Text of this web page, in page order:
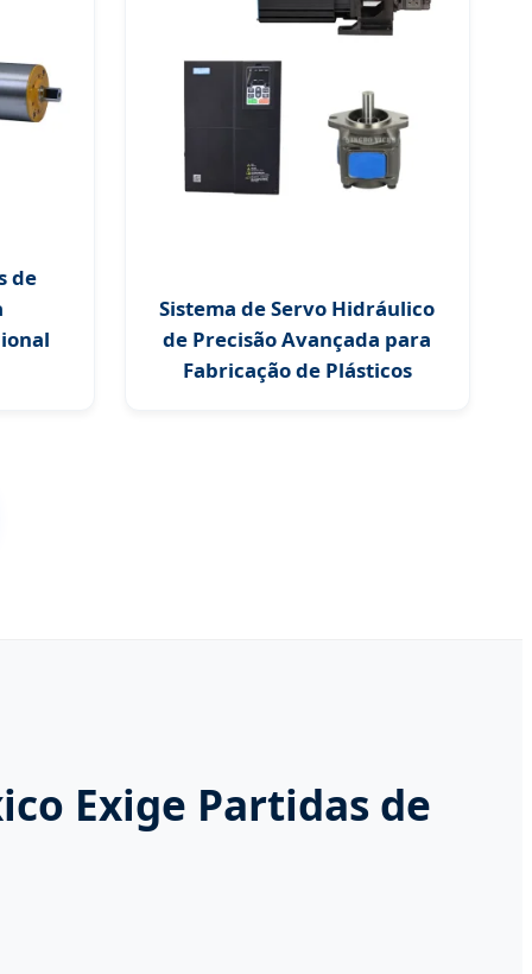
de
Sistema de Servo Hidráulico
de Precisão Avançada para
Fabricação de Plásticos
Exige Partidas de